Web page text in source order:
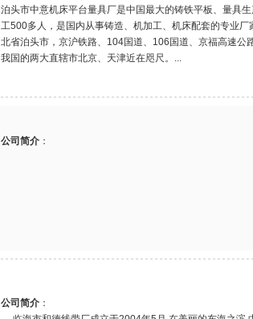
泊头市中意机床平台量具厂是中国最大的铸铁平板、量具
工500多人，是国内从事铸造、机加工、机床配套的专业厂
北省泊头市，京沪铁路、104国道、106国道、京福高速公
我国的两大直辖市北京、天津近在咫尺。...
公司简介 ：
公司简介 ：